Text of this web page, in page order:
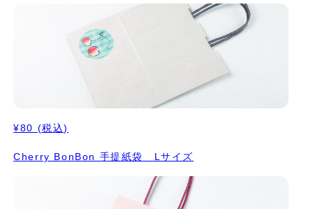
¥80 (税込)
Cherry BonBon 手提紙袋 Lサイズ